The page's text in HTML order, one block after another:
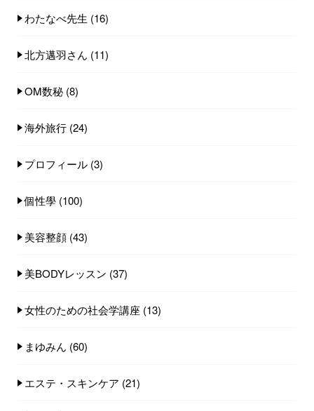
わたなべ先生 (16)
北方邁羽さん (11)
OM数秘 (8)
海外旅行 (24)
プロフィール (3)
個性學 (100)
美容整顔 (43)
美BODYレッスン (37)
女性のための社会学講座 (13)
まゆみん (60)
エステ・スキンケア (21)